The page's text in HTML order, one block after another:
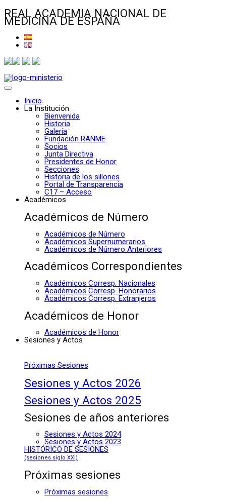
REAL ACADEMIA NACIONAL DE
MEDICINA DE ESPAÑA
Inicio
La Institución
Bienvenida
Historia
Galería
Fundación RANME
Socios
Junta Directiva
Presidentes de Honor
Secciones
Historia de los sillones
Portal de Transparencia
C17 – Acceso
Académicos
Académicos de Número
Académicos de Número
Académicos Supernumerarios
Académicos de Número Anteriores
Académicos Correspondientes
Académicos Corresp. Nacionales
Académicos Corresp. Honorarios
Académicos Corresp. Extranjeros
Académicos de Honor
Académicos de Honor
Sesiones y Actos
Próximas Sesiones
Sesiones y Actos 2026
Sesiones y Actos 2025
Sesiones de años anteriores
Sesiones y Actos 2024
Sesiones y Actos 2023
HISTÓRICO DE SESIONES
(sesiones siglo XXI)
Próximas sesiones
Próximas sesiones